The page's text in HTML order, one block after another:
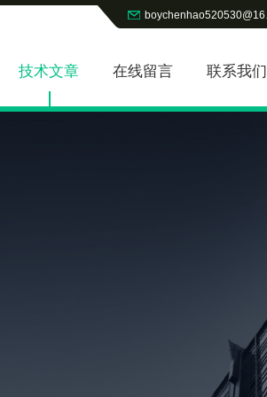
boychenhao520530@163.com
技术文章 在线留言 联系我们